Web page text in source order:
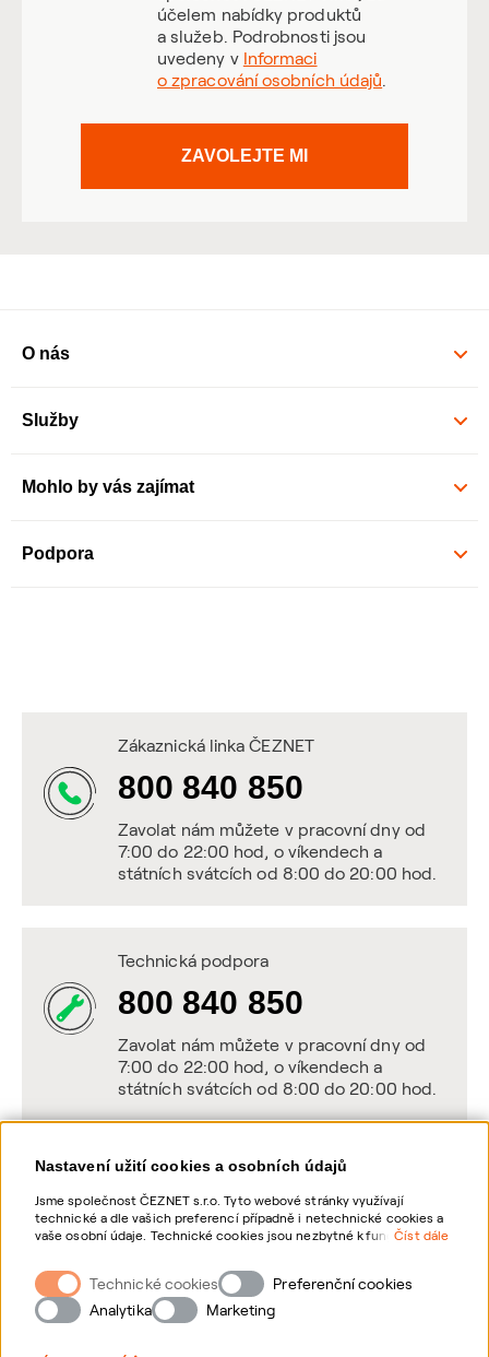
Nastavení užití cookies a osobních údajů
Jsme společnost ČEZNET s.r.o. Tyto webové stránky využívají
technické a dle vašich preferencí případně i netechnické cookies a
vaše osobní údaje. Technické cookies jsou nezbytné k fungování
webové stránky vašim preferencím, k personalizaci reklam a
analytice. Pro sběr a zpracování netechnických cookies a vašich
osobních údajů, nám můžete udělit souhlas. Bližší informace o
vašich právech, zpracování osobních údajů, včetně možnosti
Číst dále
Technické cookies
Preferenční cookies
Analytika
Marketing
účelem nabídky produktů
a služeb. Podrobnosti jsou
uvedeny v Informaci
o zpracování osobních údajů.
ZAVOLEJTE MI
O nás
Služby
Mohlo by vás zajímat
Podpora
Zákaznická linka ČEZNET
800 840 850
Zavolat nám můžete v pracovní dny od
7:00 do 22:00 hod, o víkendech a
státních svátcích od 8:00 do 20:00 hod.
Technická podpora
800 840 850
Zavolat nám můžete v pracovní dny od
7:00 do 22:00 hod, o víkendech a
státních svátcích od 8:00 do 20:00 hod.
Napište nám
POSLAT VZKAZ
Zanechte nám vzkaz online, my se vám
ozveme zpět